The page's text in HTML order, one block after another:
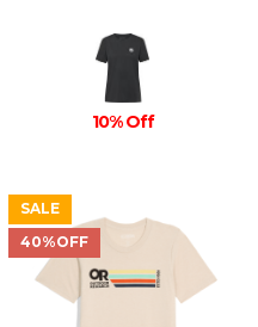
10% Off
SALE
40%OFF